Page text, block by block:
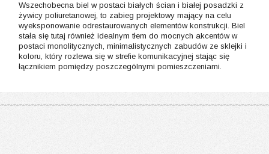
Wszechobecna biel w postaci białych ścian i białej posadzki z
żywicy poliuretanowej, to zabieg projektowy mający na celu
wyeksponowanie odrestaurowanych elementów konstrukcji. Biel
stała się tutaj również idealnym tłem do mocnych akcentów w
postaci monolitycznych, minimalistycznych zabudów ze sklejki i
koloru, który rozlewa się w strefie komunikacyjnej stając się
łącznikiem pomiędzy poszczególnymi pomieszczeniami.